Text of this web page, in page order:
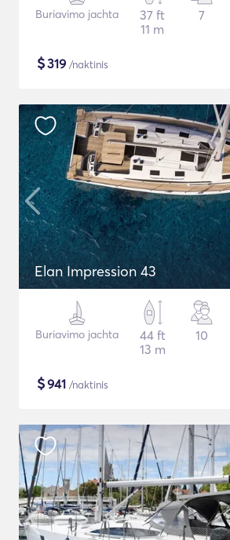
Buriavimo jachta
37 ft
11 m
7
$319 /naktinis
Elan Impression 43
Buriavimo jachta
44 ft
13 m
10
$941 /naktinis